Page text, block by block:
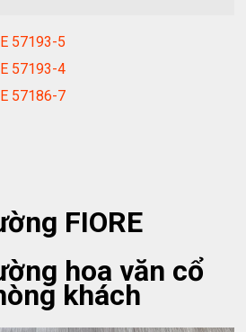
57193-5
57193-4
57186-7
FIORE
hoa văn cổ
khách